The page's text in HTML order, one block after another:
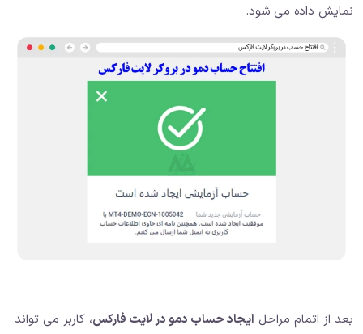
نمایش داده می شود.
بعد از اتمام مراحل ایجاد حساب دمو در لایت فارکس، کاربر می تواند